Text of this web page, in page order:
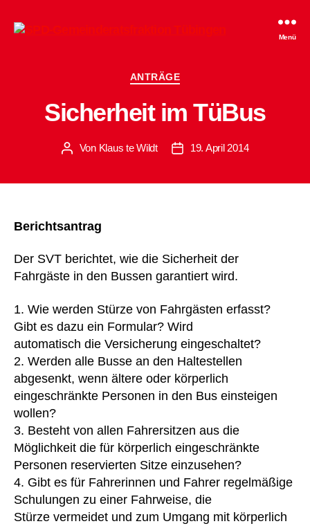
SPD-
Menü
Kategorien
ANTRÄGE
Sicherheit im TüBus
Beitragsautor
Von Klaus te Wildt Beitragsdatum
19. April 2014
Berichtsantrag
Der SVT berichtet, wie die Sicherheit der
Fahrgäste in den Bussen garantiert wird.
1. Wie werden Stürze von Fahrgästen erfasst?
Gibt es dazu ein Formular? Wird
automatisch die Versicherung eingeschaltet?
2. Werden alle Busse an den Haltestellen
abgesenkt, wenn ältere oder körperlich
eingeschränkte Personen in den Bus einsteigen
wollen?
3. Besteht von allen Fahrersitzen aus die
Möglichkeit die für körperlich eingeschränkte
Personen reservierten Sitze einzusehen?
4. Gibt es für Fahrerinnen und Fahrer regelmäßige
Schulungen zu einer Fahrweise, die
Stürze vermeidet und zum Umgang mit körperlich